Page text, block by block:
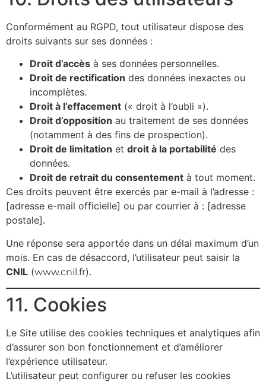
Conformément au RGPD, tout utilisateur dispose des
droits suivants sur ses données :
Droit d’accès à ses données personnelles.
Droit de rectification des données inexactes ou
incomplètes.
Droit à l’effacement (« droit à l’oubli »).
Droit d’opposition au traitement de ses données
(notamment à des fins de prospection).
Droit de limitation et droit à la portabilité des
données.
Droit de retrait du consentement à tout moment.
Ces droits peuvent être exercés par e-mail à l’adresse :
[adresse e-mail officielle] ou par courrier à : [adresse
postale].
Une réponse sera apportée dans un délai maximum d’un
mois. En cas de désaccord, l’utilisateur peut saisir la
CNIL (www.cnil.fr).
11. Cookies
Le Site utilise des cookies techniques et analytiques afin
d’assurer son bon fonctionnement et d’améliorer
l’expérience utilisateur.
L’utilisateur peut configurer ou refuser les cookies